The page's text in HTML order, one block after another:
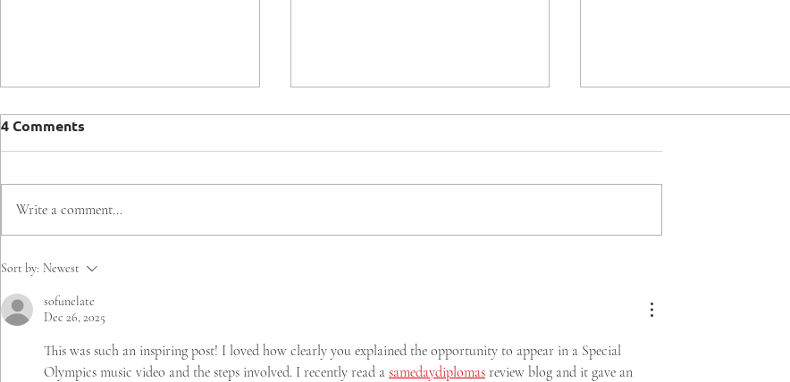
Mineduc, Mindep, IND y
Chile firman Compromiso
Rumbo a Santiago 2027
DE ATLETISMO DE
OLIMPIADA
hacen deporte porque no
4 Comments
Write a comment...
Sort by: Newest
sofunelate
Dec 26, 2025
This was such an inspiring post! I loved how clearly you explained the opportunity to appear in a Special
Olympics music video and the steps involved. I recently read a samedaydiplomas review blog and it gave an